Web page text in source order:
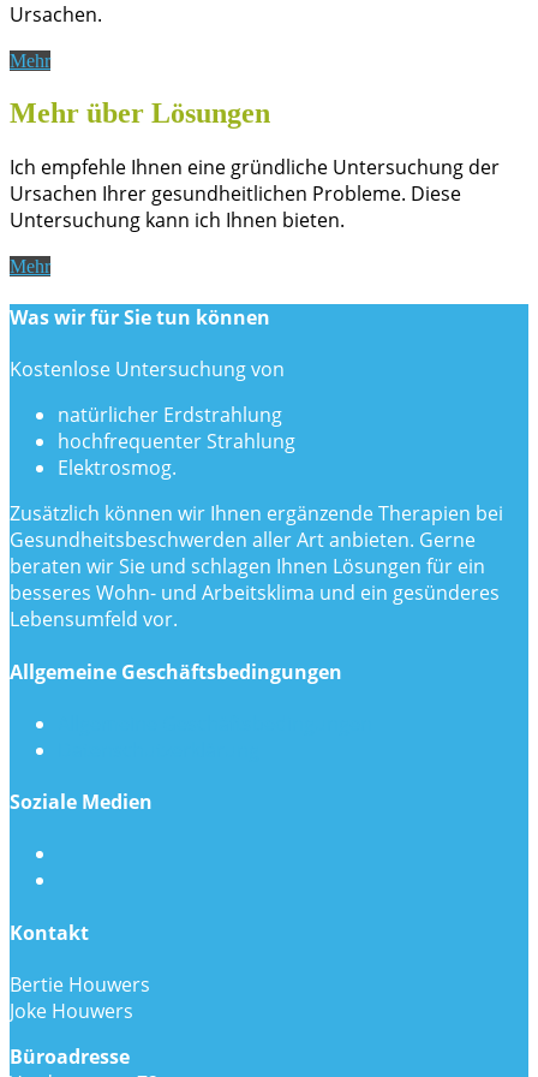
Ursachen.
Mehr
Mehr über Lösungen
Ich empfehle Ihnen eine gründliche Untersuchung der
Ursachen Ihrer gesundheitlichen Probleme. Diese
Untersuchung kann ich Ihnen bieten.
Mehr
Was wir für Sie tun können
Kostenlose Untersuchung von
natürlicher Erdstrahlung
hochfrequenter Strahlung
Elektrosmog.
Zusätzlich können wir Ihnen ergänzende Therapien bei
Gesundheitsbeschwerden aller Art anbieten. Gerne
beraten wir Sie und schlagen Ihnen Lösungen für ein
besseres Wohn- und Arbeitsklima und ein gesünderes
Lebensumfeld vor.
Allgemeine Geschäftsbedingungen
Soziale Medien
Kontakt
Bertie Houwers
Joke Houwers
Büroadresse